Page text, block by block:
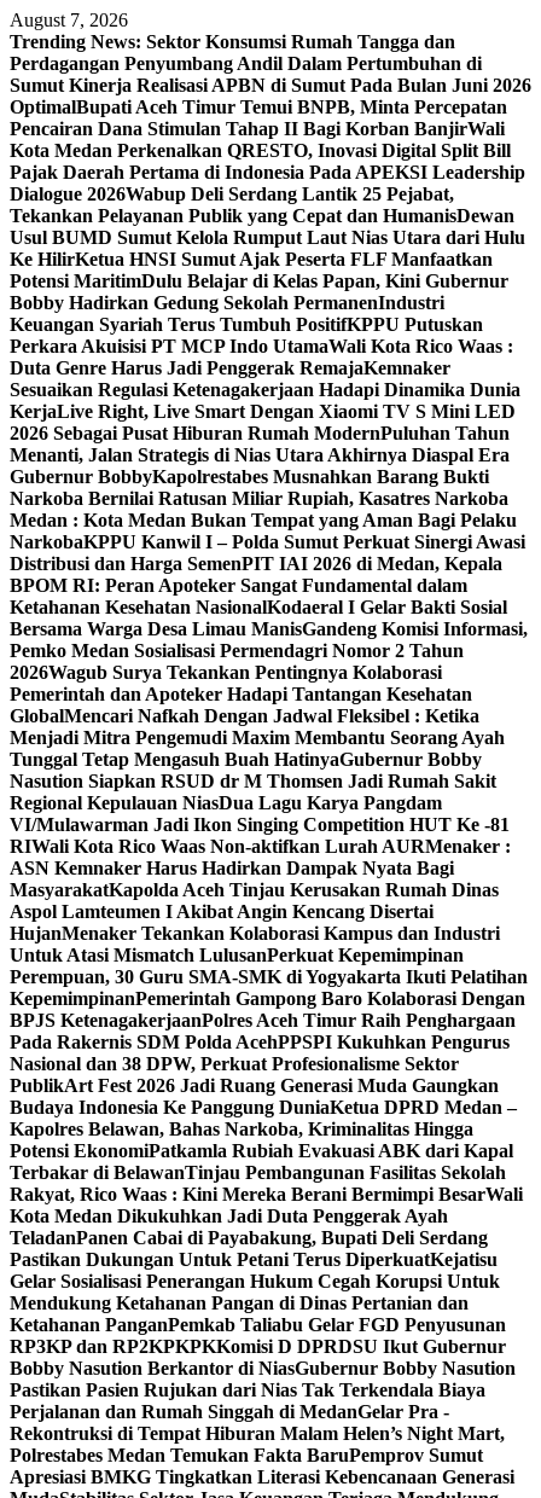
Skip
to
content
August 7, 2026
Trending News: Sektor Konsumsi Rumah Tangga dan
Perdagangan Penyumbang Andil Dalam Pertumbuhan di
Sumut ‎ Kinerja Realisasi APBN di Sumut Pada Bulan Juni 2026
Optimal‎‎Bupati Aceh Timur Temui BNPB, Minta Percepatan
Pencairan Dana Stimulan Tahap II Bagi Korban BanjirWali
Kota Medan Perkenalkan QRESTO, Inovasi Digital Split Bill
Pajak Daerah Pertama di Indonesia Pada APEKSI Leadership
Dialogue 2026Wabup Deli Serdang Lantik 25 Pejabat,
Tekankan Pelayanan Publik yang Cepat dan HumanisDewan
Usul BUMD Sumut Kelola Rumput Laut Nias Utara dari Hulu
Ke HilirKetua HNSI Sumut Ajak Peserta FLF Manfaatkan
Potensi MaritimDulu Belajar di Kelas Papan, Kini Gubernur
Bobby Hadirkan Gedung Sekolah PermanenIndustri
Keuangan Syariah Terus Tumbuh PositifKPPU Putuskan
Perkara Akuisisi PT MCP Indo UtamaWali Kota Rico Waas :
Duta Genre Harus Jadi Penggerak RemajaKemnaker
Sesuaikan Regulasi Ketenagakerjaan Hadapi Dinamika Dunia
KerjaLive Right, Live Smart Dengan Xiaomi TV S Mini LED
2026 Sebagai Pusat Hiburan Rumah ModernPuluhan Tahun
Menanti, Jalan Strategis di Nias Utara Akhirnya Diaspal Era
Gubernur BobbyKapolrestabes Musnahkan Barang Bukti
Narkoba Bernilai Ratusan Miliar Rupiah, Kasatres Narkoba
Medan : Kota Medan Bukan Tempat yang Aman Bagi Pelaku
NarkobaKPPU Kanwil I – Polda Sumut Perkuat Sinergi Awasi
Distribusi dan Harga SemenPIT IAI 2026 di Medan, Kepala
BPOM RI: Peran Apoteker Sangat Fundamental dalam
Ketahanan Kesehatan NasionalKodaeral I Gelar Bakti Sosial
Bersama Warga Desa Limau ManisGandeng Komisi Informasi,
Pemko Medan Sosialisasi Permendagri Nomor 2 Tahun
2026Wagub Surya Tekankan Pentingnya Kolaborasi
Pemerintah dan Apoteker Hadapi Tantangan Kesehatan
GlobalMencari Nafkah Dengan Jadwal Fleksibel : Ketika
Menjadi Mitra Pengemudi Maxim Membantu Seorang Ayah
Tunggal Tetap Mengasuh Buah HatinyaGubernur Bobby
Nasution Siapkan RSUD dr M Thomsen Jadi Rumah Sakit
Regional Kepulauan NiasDua Lagu Karya Pangdam
VI/Mulawarman Jadi Ikon Singing Competition HUT Ke -81
RIWali Kota Rico Waas Non-aktifkan Lurah AURMenaker :
ASN Kemnaker Harus Hadirkan Dampak Nyata Bagi
MasyarakatKapolda Aceh Tinjau Kerusakan Rumah Dinas
Aspol Lamteumen I Akibat Angin Kencang Disertai
HujanMenaker Tekankan Kolaborasi Kampus dan Industri
Untuk Atasi Mismatch LulusanPerkuat Kepemimpinan
Perempuan, 30 Guru SMA-SMK di Yogyakarta Ikuti Pelatihan
KepemimpinanPemerintah Gampong Baro Kolaborasi Dengan
BPJS KetenagakerjaanPolres Aceh Timur Raih Penghargaan
Pada Rakernis SDM Polda AcehPPSPI Kukuhkan Pengurus
Nasional dan 38 DPW, Perkuat Profesionalisme Sektor
PublikArt Fest 2026 Jadi Ruang Generasi Muda Gaungkan
Budaya Indonesia Ke Panggung DuniaKetua DPRD Medan –
Kapolres Belawan, Bahas Narkoba, Kriminalitas Hingga
Potensi EkonomiPatkamla Rubiah Evakuasi ABK dari Kapal
Terbakar di BelawanTinjau Pembangunan Fasilitas Sekolah
Rakyat, Rico Waas : Kini Mereka Berani Bermimpi BesarWali
Kota Medan Dikukuhkan Jadi Duta Penggerak Ayah
TeladanPanen Cabai di Payabakung, Bupati Deli Serdang
Pastikan Dukungan Untuk Petani Terus DiperkuatKejatisu
Gelar Sosialisasi Penerangan Hukum Cegah Korupsi Untuk
Mendukung Ketahanan Pangan di Dinas Pertanian dan
Ketahanan PanganPemkab Taliabu Gelar FGD Penyusunan
RP3KP dan RP2KPKPKKomisi D DPRDSU Ikut Gubernur
Bobby Nasution Berkantor di NiasGubernur Bobby Nasution
Pastikan Pasien Rujukan dari Nias Tak Terkendala Biaya
Perjalanan dan Rumah Singgah di MedanGelar Pra -
Rekontruksi di Tempat Hiburan Malam Helen’s Night Mart,
Polrestabes Medan Temukan Fakta BaruPemprov Sumut
Apresiasi BMKG Tingkatkan Literasi Kebencanaan Generasi